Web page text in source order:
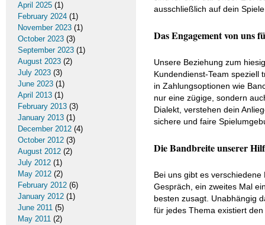
ausschließlich auf dein
Das Engagement von uns
Unsere Beziehung zum
Kundendienst-Team speziell
in Zahlungsoptionen wie
nur eine zügige, sondern
Dialekt, verstehen dein
sichere und faire
Die Bandbreite unserer
Bei uns gibt es
Gespräch, ein zweites Mal
besten zusagt. Unabhängig
für jedes Thema existiert
April 2025 (1)
February 2024 (1)
November 2023 (1)
October 2023 (3)
September 2023 (1)
August 2023 (2)
July 2023 (3)
June 2023 (1)
April 2013 (1)
February 2013 (3)
January 2013 (1)
December 2012 (4)
October 2012 (3)
August 2012 (2)
July 2012 (1)
May 2012 (2)
February 2012 (6)
January 2012 (1)
June 2011 (5)
May 2011 (2)